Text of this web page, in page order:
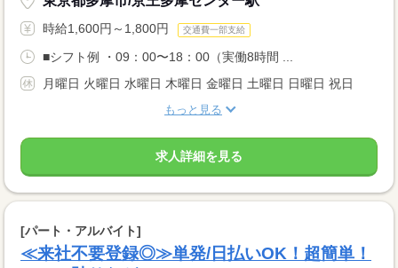
時給1,600円～1,800円 交通費一部支給
■シフト例 ・09：00〜18：00（実働8時間 ...
月曜日 火曜日 水曜日 木曜日 金曜日 土曜日 日曜日 祝日
もっと見る
求人詳細を見る
[パート・アルバイト]
≪来社不要登録◎≫単発/日払いOK！超簡単！